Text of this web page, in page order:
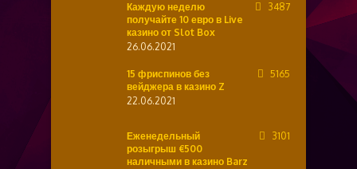
Каждую неделю
получайте 10 евро в Live
казино от Slot Box
26.06.2021
3487
15 фриспинов без
вейджера в казино Z
22.06.2021
5165
Еженедельный
розыгрыш €500
наличными в казино Barz
3101